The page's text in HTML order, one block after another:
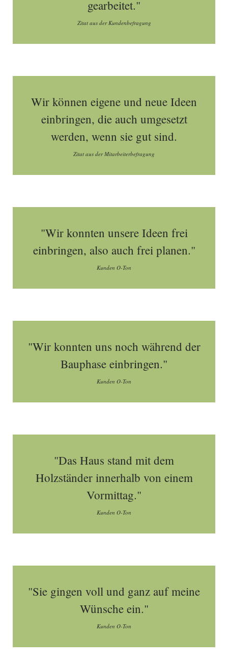
gearbeitet."
Zitat aus der Kundenbefragung
Wir können eigene und neue Ideen
einbringen, die auch umgesetzt
werden, wenn sie gut sind.
Zitat aus der Mitarbeiterbefragung
"Wir konnten unsere Ideen frei
einbringen, also auch frei planen."
Kunden O-Ton
"Wir konnten uns noch während der
Bauphase einbringen."
Kunden O-Ton
"Das Haus stand mit dem
Holzständer innerhalb von einem
Vormittag."
Kunden O-Ton
"Sie gingen voll und ganz auf meine
Wünsche ein."
Kunden O-Ton